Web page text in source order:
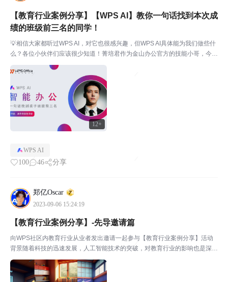
12+
【教育行业案例分享】【WPS AI】教你一句话找到本次成
绩的班级前三名的同学！
💡相信大家都听过WPS AI，对它也很感兴趣，但WPS AI具体能为我们做些什
么？各位小伙伴们应该很少知道！菁培君作为金山办公官方的技能小哥，今天
就由他为小伙伴们介绍一下表格AI的具体用法，保证大家用一句话就能完成过
去一天的工作。这样，小伙伴们就能抽出时间...
WPS AI
100 46 分享
郑亿Oscar
2023-09-06 15:24:19
【教育行业案例分享】-先导邀请篇
向WPS社区内教育行业从业者发出邀请一起参与【教育行业案例分享】活动
背景随着科技的迅速发展，人工智能技术的突破，对教育行业的影响也是深远
而多样的，技术的升级为老师提供了更多的教学工具和资源、以及提供辅助工
具和支持。WPS作为国内领先办公软件，一直为老师们提...